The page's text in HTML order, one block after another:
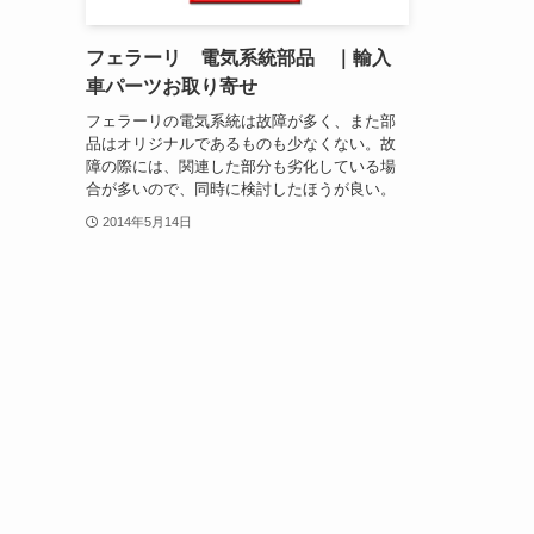
フェラーリ 電気系統部品 ｜輸入
車パーツお取り寄せ
フェラーリの電気系統は故障が多く、また部
品はオリジナルであるものも少なくない。故
障の際には、関連した部分も劣化している場
合が多いので、同時に検討したほうが良い。
2014年5月14日